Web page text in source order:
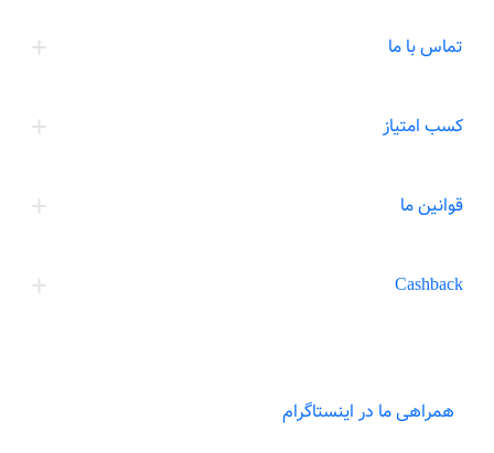
تماس با ما
کسب امتیاز
قوانین ما
Cashback
همراهی ما در اینستاگرام